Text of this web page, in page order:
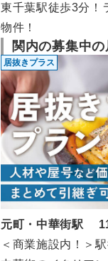
東千葉駅徒歩3分！
物件！
関内の募集中
居抜きプラス
元町・中華街駅
＜商業施設内！＞